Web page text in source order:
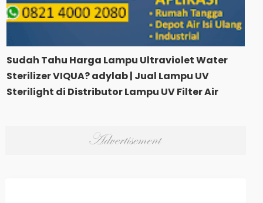
Sudah Tahu Harga Lampu Ultraviolet Water
Sterilizer VIQUA? adylab | Jual Lampu UV
Sterilight di Distributor Lampu UV Filter Air